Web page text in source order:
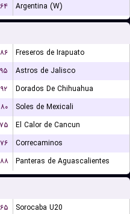
۶۴ Argentina (W)
۸۶
Freseros de Irapuato
۹۵
Astros de Jalisco
۹۲
Dorados De Chihuahua
۸۰
Soles de Mexicali
۷۵
El Calor de Cancun
۷۶
Correcaminos
۸۸ Panteras de Aguascalientes
۶۵ Sorocaba U20